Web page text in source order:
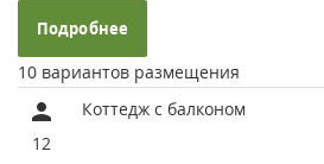
Подробнее
10 вариантов размещения
12
Коттедж с балконом